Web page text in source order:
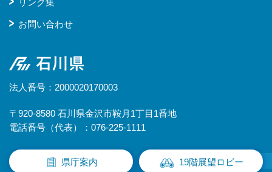
お問い合わせ
石川県
法人番号：2000020170003
〒920-8580 石川県金沢市鞍月1丁目1番地
電話番号（代表）：076-225-1111
県庁案内 19階展望ロビー